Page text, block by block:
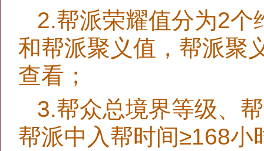
2.帮派荣耀值分为2个
和帮派聚义值，帮派聚
查看；
3.帮众总境界等级、
帮派中入帮时间≥168